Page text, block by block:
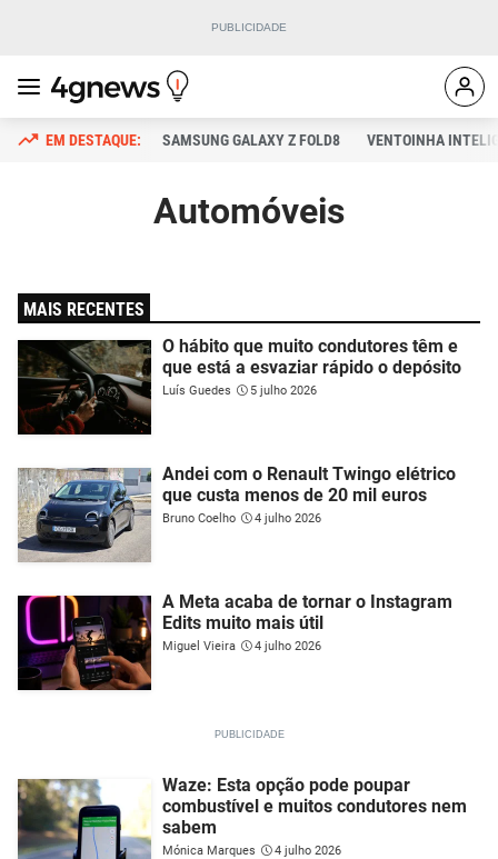
SAMSUNG GALAXY Z FOLD8 VENTOINHA
Automóveis
MAIS RECENTES
O hábito que muito condutores têm e
que está a esvaziar rápido o depósito
Luís Guedes 5 julho 2026
Andei com o Renault Twingo elétrico
que custa menos de 20 mil euros
Bruno Coelho 4 julho 2026
A Meta acaba de tornar o Instagram
Edits muito mais útil
Miguel Vieira 4 julho 2026
Waze: Esta opção pode poupar
combustível e muitos condutores nem
sabem
Mónica Marques 4 julho 2026